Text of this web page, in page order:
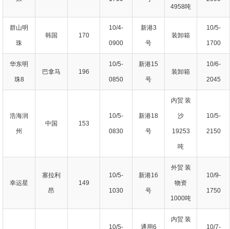
4958吨
群山明
珠
韩国 170
10/4-
0900
新港3
号
装卸箱
10/5-
1700
华东明
珠8
巴拿马 196
10/5-
0850
新港15
号
装卸箱
10/6-
2045
浩海润
州
中国 153
10/5-
0830
新港18
号
内贸 装
沙
19253
吨
10/5-
2150
幸运星
塞拉利
昂
149
10/5-
1030
新港16
号
外贸 装
物资
1000吨
10/9-
1750
10/5- 通用6
内贸 装
10/7-